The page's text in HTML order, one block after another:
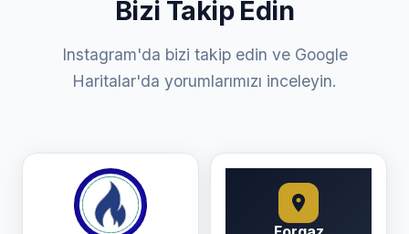
Bizi Takip Edin
Instagram'da bizi takip edin ve Google
Haritalar'da yorumlarımızı inceleyin.